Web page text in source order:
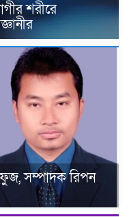
শরীরে
সম্পাদক রিপন